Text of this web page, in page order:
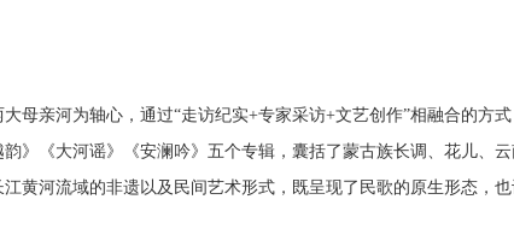
母亲河为轴心，通过“走访纪实+专家采访+文艺创作”相融合的方
》《大河谣》《安澜吟》五个专辑，囊括了蒙古族长调、花儿、
黄河流域的非遗以及民间艺术形式，既呈现了民歌的原生形态，